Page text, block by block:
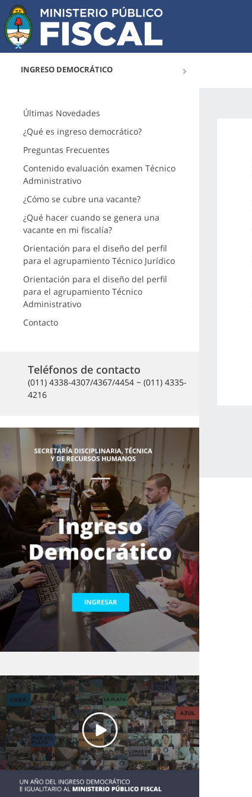
INGRESO DEMOCRÁTICO
Últimas Novedades
¿Qué es ingreso democrático?
Preguntas Frecuentes
Contenido evaluación examen Técnico
Administrativo
¿Cómo se cubre una vacante?
¿Qué hacer cuando se genera una
vacante en mi fiscalía?
Orientación para el diseño del perfil
para el agrupamiento Técnico Jurídico
Orientación para el diseño del perfil
para el agrupamiento Técnico
Administrativo
Contacto
Teléfonos de contacto
(011) 4338-4307/4367/4454 ~ (011) 4335-
4216